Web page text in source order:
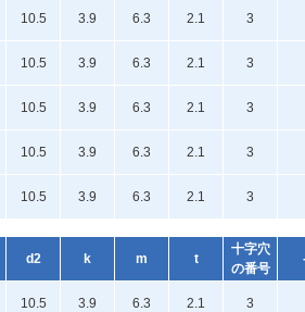
10.5 3.9 6.3 2.1 3
10.5 3.9 6.3 2.1 3
10.5 3.9 6.3 2.1 3
10.5 3.9 6.3 2.1 3
10.5 3.9 6.3 2.1 3
d2 k m t
十字穴
の番号
10.5 3.9 6.3 2.1 3